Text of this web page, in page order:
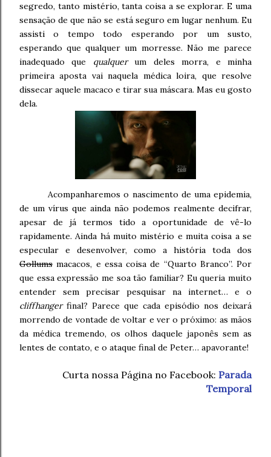
segredo, tanto mistério, tanta coisa a se explorar. E uma
sensação de que não se está seguro em lugar nenhum. Eu
assisti o tempo todo esperando por um susto,
esperando que qualquer um morresse. Não me parece
inadequado que qualquerum deles morra, e minha
primeira aposta vai naquela médica loira, que resolve
dissecar aquele macaco e tirar sua máscara. Mas eu gosto
dela.
Acompanharemos o nascimento de uma epidemia,
de um vírus que ainda não podemos realmente decifrar,
apesar de já termos tido a oportunidade de vê-lo
rapidamente. Ainda há muito mistério e muita coisa a se
especular e desenvolver, como a história toda dos
Gollums macacos, e essa coisa de “Quarto Branco”. Por
que essa expressão me soa tão familiar? Eu queria muito
entender sem precisar pesquisar na internet… e o
cliffhangerfinal? Parece que cada episódio nos deixará
morrendo de vontade de voltar e ver o próximo: as mãos
da médica tremendo, os olhos daquele japonês sem as
lentes de contato, e o ataque final de Peter… apavorante!
Curta nossa Página no Facebook: Parada
Temporal